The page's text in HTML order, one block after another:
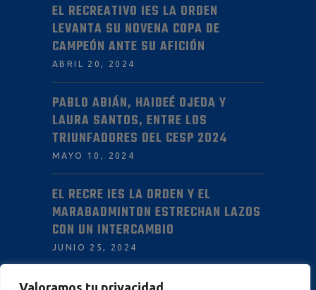
Valoramos tu privacidad
EL RECREATIVO IES LA ORDEN
LEVANTA SU NOVENA COPA DE
CAMPEÓN ANTE SU AFICIÓN
ABRIL 20, 2024
PABLO ABIÁN, HAIDEÉ OJEDA Y
LAURA SANTOS, ENTRE LOS
TRIUNFADORES DEL CESP 2024
MAYO 10, 2024
EL RECRE IES LA ORDEN Y EL
MARABADMINTON ESTRECHAN LAZOS
CON UN INTERCAMBIO
JUNIO 25, 2024